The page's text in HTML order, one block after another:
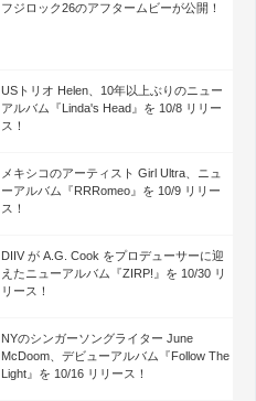
フジロック26のアフタームビーが公開！
USトリオ Helen、10年以上ぶりのニュー
アルバム『Linda's Head』を 10/8 リリー
ス！
メキシコのアーティスト Girl Ultra、ニュ
ーアルバム『RRRomeo』を 10/9 リリー
ス！
DIIV が A.G. Cook をプロデューサーに迎
えたニューアルバム『ZIRP!』を 10/30 リ
リース！
NYのシンガーソングライター June
McDoom、デビューアルバム『Follow The
Light』を 10/16 リリース！